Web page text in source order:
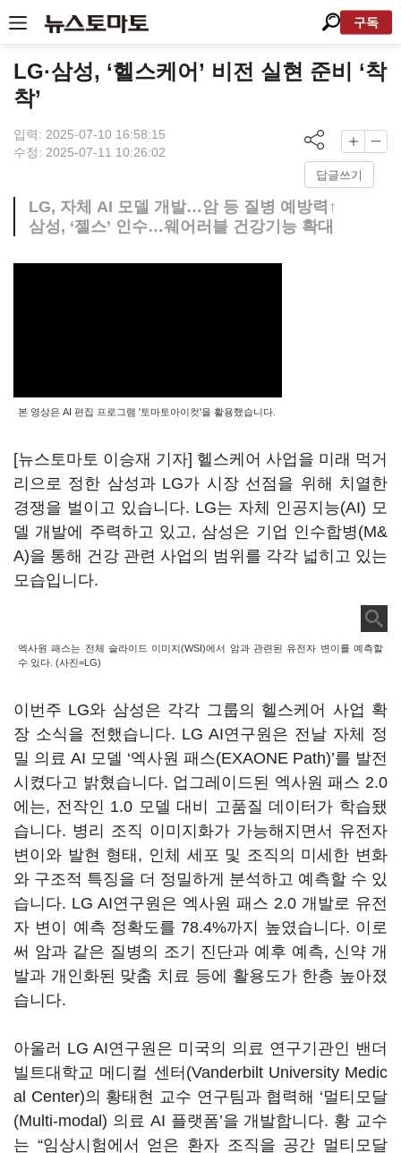
구독
LG·삼성, ‘헬스케어’ 비전 실현 준비 ‘착
착’
입력: 2025-07-10 16:58:15
수정: 2025-07-11 10:26:02
답글쓰기
LG, 자체 AI 모델 개발…암 등 질병 예방력↑
삼성, ‘젤스’ 인수…웨어러블 건강기능 확대
본 영상은 AI 편집 프로그램 '토마토아이컷'을 활용했습니다.
[뉴스토마토 이승재 기자] 헬스케어 사업을 미래 먹거
리으로 정한 삼성과 LG가 시장 선점을 위해 치열한
경쟁을 벌이고 있습니다. LG는 자체 인공지능(AI) 모
델 개발에 주력하고 있고, 삼성은 기업 인수합병(M&
A)을 통해 건강 관련 사업의 범위를 각각 넓히고 있는
모습입니다.
엑사원 패스는 전체 슬라이드 이미지(WSI)에서 암과 관련된 유전자 변이를 예측할
수 있다. (사진=LG)
이번주 LG와 삼성은 각각 그룹의 헬스케어 사업 확
장 소식을 전했습니다. LG AI연구원은 전날 자체 정
밀 의료 AI 모델 ‘엑사원 패스(EXAONE Path)’를 발전
시켰다고 밝혔습니다. 업그레이드된 엑사원 패스 2.0
에는, 전작인 1.0 모델 대비 고품질 데이터가 학습됐
습니다. 병리 조직 이미지화가 가능해지면서 유전자
변이와 발현 형태, 인체 세포 및 조직의 미세한 변화
와 구조적 특징을 더 정밀하게 분석하고 예측할 수 있
습니다. LG AI연구원은 엑사원 패스 2.0 개발로 유전
자 변이 예측 정확도를 78.4%까지 높였습니다. 이로
써 암과 같은 질병의 조기 진단과 예후 예측, 신약 개
발과 개인화된 맞춤 치료 등에 활용도가 한층 높아졌
습니다.
아울러 LG AI연구원은 미국의 의료 연구기관인 밴더
빌트대학교 메디컬 센터(Vanderbilt University Medic
al Center)의 황태현 교수 연구팀과 협력해 ‘멀티모달
(Multi-modal) 의료 AI 플랫폼’을 개발합니다. 황 교수
는 “임상시험에서 얻은 환자 조직을 공간 멀티모달